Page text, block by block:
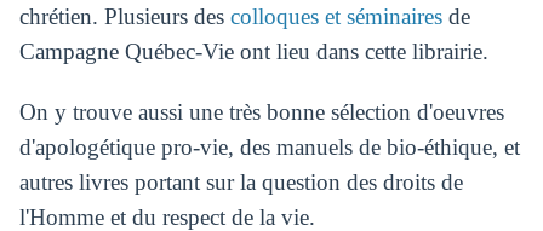
chrétien. Plusieurs des colloques et séminairesde
Campagne Québec-Vie ont lieu dans cette librairie.
On y trouve aussi une très bonne sélection d'oeuvres
d'apologétique pro-vie, des manuels de bio-éthique, et
autres livres portant sur la question des droits de
l'Homme et du respect de la vie.